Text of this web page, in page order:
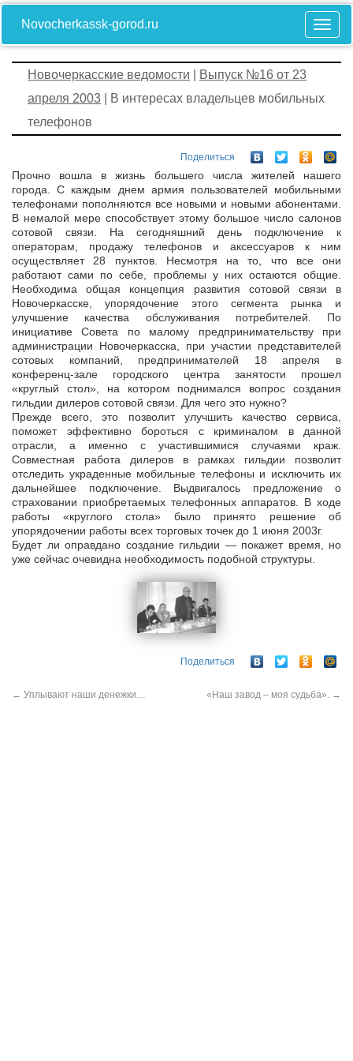
Novocherkassk-gorod.ru
Новочеркасские ведомости
Выпуск №16 от 23
апреля 2003 | В интересах владельцев мобильных
телефонов
Поделиться
Прочно вошла в жизнь большего числа жителей нашего
города. С каждым днем армия пользователей мобильными
телефонами пополняются все новыми и новыми абонентами.
В немалой мере способствует этому большое число салонов
сотовой связи. На сегодняшний день подключение к
операторам, продажу телефонов и аксессуаров к ним
осуществляет 28 пунктов. Несмотря на то, что все они
работают сами по себе, проблемы у них остаются общие.
Необходима общая концепция развития сотовой связи в
Новочеркасске, упорядочение этого сегмента рынка и
улучшение качества обслуживания потребителей. По
инициативе Совета по малому предпринимательству при
администрации Новочеркасска, при участии представителей
сотовых компаний, предпринимателей 18 апреля в
конференц-зале городского центра занятости прошел
«круглый стол», на котором поднимался вопрос создания
гильдии дилеров сотовой связи. Для чего это нужно?
Прежде всего, это позволит улучшить качество сервиса,
поможет эффективно бороться с криминалом в данной
отрасли, а именно с участившимися случаями краж.
Совместная работа дилеров в рамках гильдии позволит
отследить украденные мобильные телефоны и исключить их
дальнейшее подключение. Выдвигалось предложение о
страховании приобретаемых телефонных аппаратов. В ходе
работы «круглого стола» было принято решение об
упорядочении работы всех торговых точек до 1 июня 2003г.
Будет ли оправдано создание гильдии — покажет время, но
уже сейчас очевидна необходимость подобной структуры.
Поделиться
← Уплывают наши денежки… «Наш завод – моя судьба». →